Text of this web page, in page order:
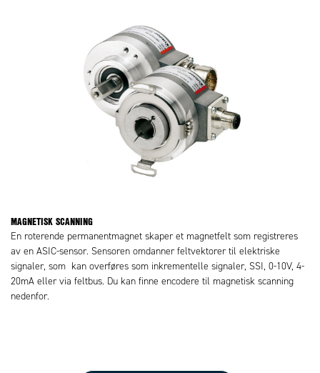
MAGNETISK SCANNING
En roterende permanentmagnet skaper et magnetfelt som registreres
av en ASIC-sensor. Sensoren omdanner feltvektorer til elektriske
signaler, som kan overføres som inkrementelle signaler, SSI, 0-10V, 4-
20mA eller via feltbus. Du kan finne encodere til magnetisk scanning
nedenfor.